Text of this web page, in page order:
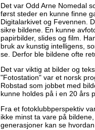
Det var Odd Arne Nomedal
først steder en kunne finne
Digitalarkivet og Fevennen.
sikre bildene. En kunne
papirbilder, slides og film.
bruk av kunstig intelligens,
se. Derfor ble bildene ofte
Det var viktig at bilder og
"Fotostation" var et norsk
Robstad som jobbet med
kunne holdes på i en 20 års
Fra et fotoklubbperspektiv
ikke minst ta vare på
generasjoner kan se